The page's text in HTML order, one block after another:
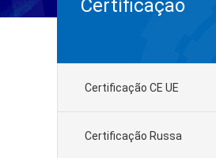
Certificação
Certificação CE UE
Certificação Russa